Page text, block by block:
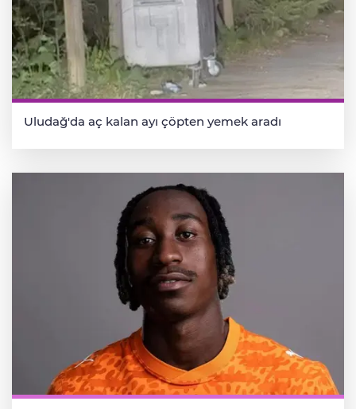
Uludağ'da aç kalan ayı çöpten yemek aradı